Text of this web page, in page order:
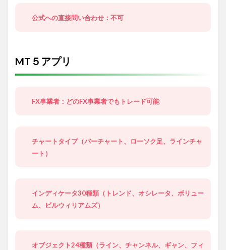
公式への直接問い合わせ：不可
MT５アプリ
FX事業者：どのFX事業者でもトレード可能
チャートタイプ（バーチャート、ローソク足、ラインチャ
ート）
インディケータ30種類（トレンド、オシレータ、ボリュー
ム、ビルウィリアムズ）
オブジェクト24種類（ライン、チャンネル、ギャン、フィ